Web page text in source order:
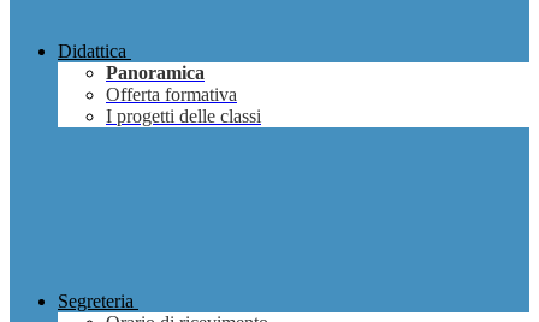
Didattica
Panoramica
Offerta formativa
I progetti delle classi
Segreteria